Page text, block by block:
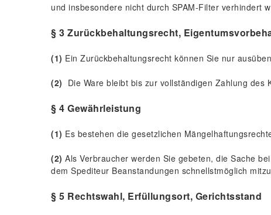
und insbesondere nicht durch SPAM-Filter verhindert
§ 3 Zurückbehaltungsrecht,
(1) Ein Zurückbehaltungsrecht können Sie nur
(2) Die Ware bleibt bis zur vollständigen Zahlung des
§ 4 Gewährleistung
(1) Es bestehen die gesetzlichen
(2) Als Verbraucher werden Sie gebeten, die Sache
dem Spediteur Beanstandungen schnellstmöglich
§ 5 Rechtswahl, Erfüllungsort, Gerichtsstand